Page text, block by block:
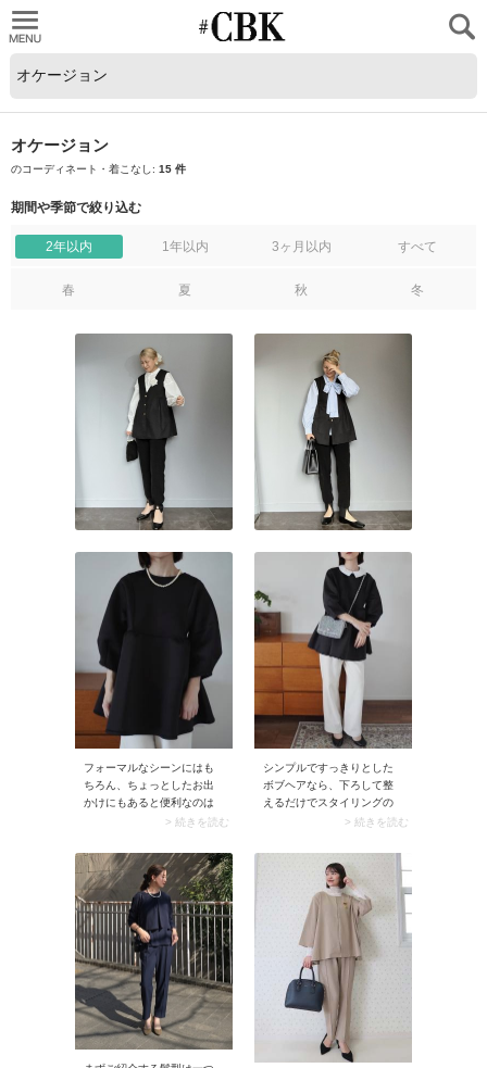
オケージョン
のコーディネート・着こなし: 15 件
期間や季節で絞り込む
2年以内 1年以内 3ヶ月以内 すべて
春 夏 秋 冬
フォーマルなシーンにはも
ちろん、ちょっとしたお出
かけにもあると便利なのは
パールネックレス。首元の
トソーには、やや大粒のパ
ールネックレスを合わせる
と華やかさがアップしま
す。そのほかバロックパー
ルのネックレスもおすす
め。ゴールドチェーンネッ
クレスとの重ね着けなど、
アレンジしやすいデザイン
を集めてアクセサリーを気
楽に楽しみましょう！
> 続きを読む
シンプルですっきりとした
ボブヘアなら、下ろして整
えるだけでスタイリングの
アクセントになりますよ。
を加えてくれるのがピアス
やイヤリングなど、耳元の
アクセサリー。コンパクト
なボブヘアのシルエット
に、ピアスやイヤリングの
存在感が上品に映えます。
> 続きを読む